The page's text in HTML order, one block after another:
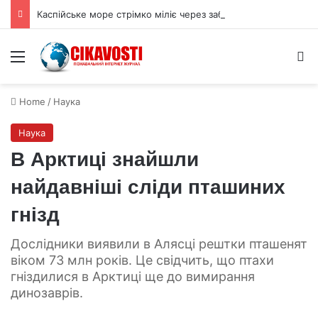
Menu
Home / Наука
Наука
В Арктиці знайшли
найдавніші сліди пташиних
гнізд
Дослідники виявили в Алясці рештки пташенят
віком 73 млн років. Це свідчить, що птахи
гніздилися в Арктиці ще до вимирання
динозаврів.